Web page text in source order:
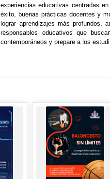
experiencias educativas centradas
éxito, buenas prácticas docentes y
lograr aprendizajes más profundos,
responsables educativos que
contemporáneos y prepare a los